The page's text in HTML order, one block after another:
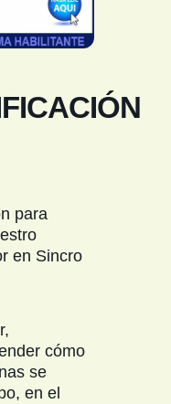
para
en Sincro
cómo
se
en el